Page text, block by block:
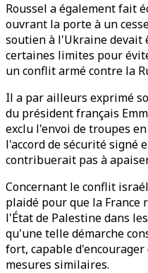
Roussel a également fait
ouvrant la porte à un
soutien à l'Ukraine
certaines limites pour
un conflit armé contre la
Il a par ailleurs exprimé
du président français
exclu l'envoi de troupes
l'accord de sécurité signé
contribuerait pas à
Concernant le conflit
plaidé pour que la France
l'État de Palestine dans
qu'une telle démarche
fort, capable
mesures similaires.